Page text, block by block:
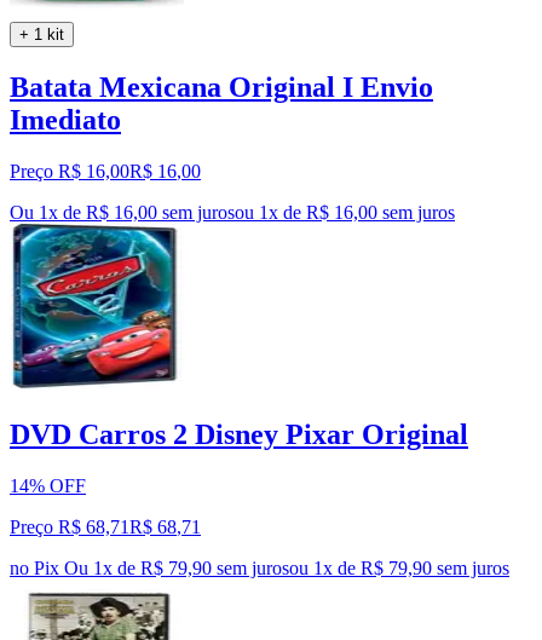
+ 1 kit
Batata Mexicana Original I Envio
Imediato
Preço R$ 16,00R$ 16,00
Ou 1x de R$ 16,00 sem jurosou 1x de R$ 16,00 sem juros
DVD Carros 2 Disney Pixar Original
14% OFF
Preço R$ 68,71R$ 68,71
no Pix Ou 1x de R$ 79,90 sem jurosou 1x de R$ 79,90 sem juros